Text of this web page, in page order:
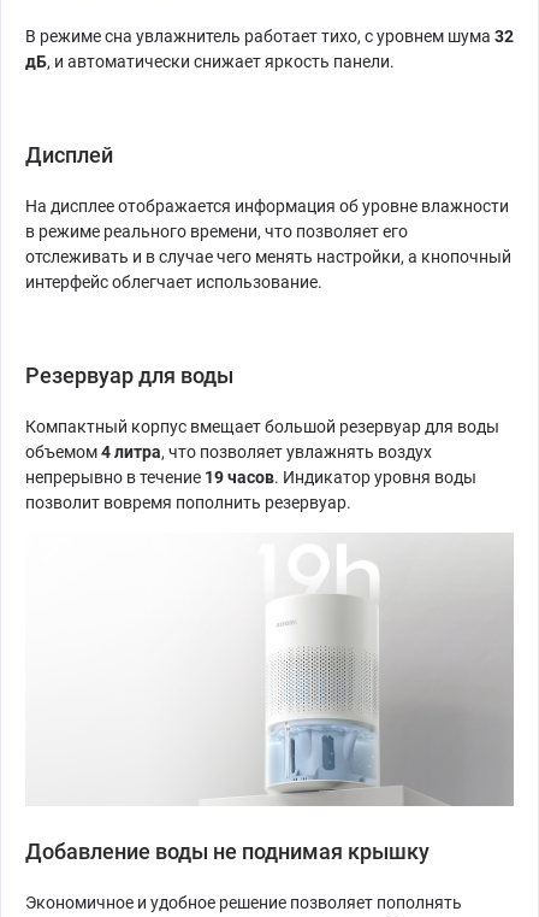
В режиме сна увлажнитель работает тихо, с уровнем шума 32
дБ, и автоматически снижает яркость панели.
Дисплей
На дисплее отображается информация об уровне влажности
в режиме реального времени, что позволяет его
отслеживать и в случае чего менять настройки, а кнопочный
интерфейс облегчает использование.
Резервуар для воды
Компактный корпус вмещает большой резервуар для воды
объемом4 литра, что позволяет увлажнять воздух
непрерывно в течение 19 часов. Индикатор уровня воды
позволит вовремя пополнить резервуар.
Добавление воды не поднимая крышку
Экономичное и удобное решение позволяет пополнять